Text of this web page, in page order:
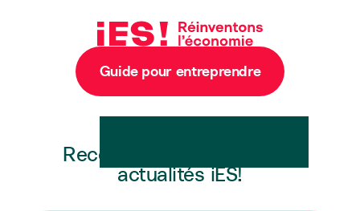
Guide pour entreprendre
Recevez en exclusivité les
actualités iES!